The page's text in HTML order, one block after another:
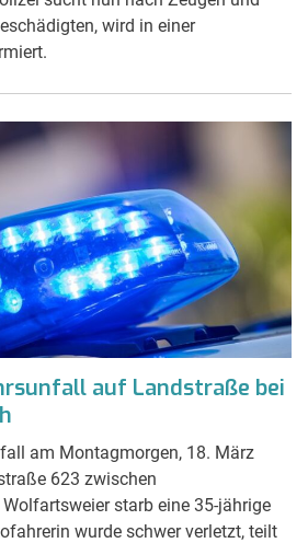
wird in einer
auf Landstraße bei
am Montagmorgen, 18. März
623 zwischen
starb eine 35-jährige
wurde schwer verletzt, teilt